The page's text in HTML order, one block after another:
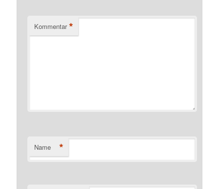
Kommentar *
Name *